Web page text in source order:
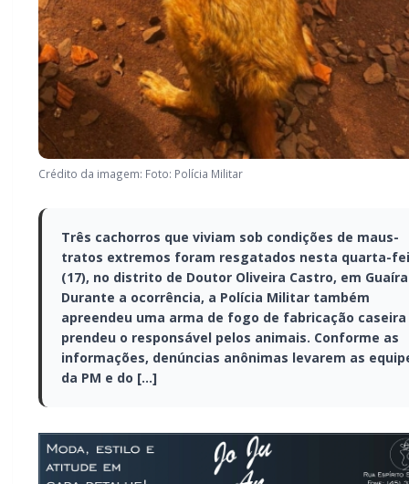
Crédito da imagem: Foto: Polícia Militar
Três cachorros que viviam sob condições de maus-
tratos extremos foram resgatados nesta quarta-
(17), no distrito de Doutor Oliveira Castro, em
Durante a ocorrência, a Polícia Militar também
apreendeu uma arma de fogo de fabricação caseira
prendeu o responsável pelos animais. Conforme as
informações, denúncias anônimas levarem as
da PM e do […]